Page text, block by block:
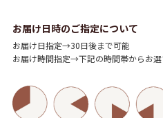
お届け日時のご指定について
お届け日指定→30日後まで可能
お届け時間指定→下記の時間帯からお選